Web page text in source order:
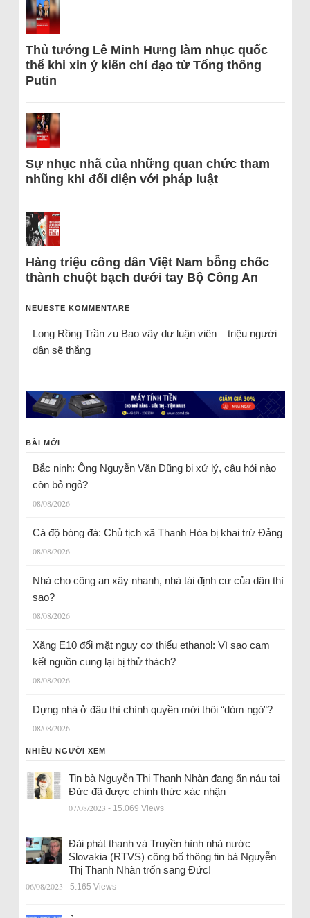
Thủ tướng Lê Minh Hưng làm nhục quốc
thể khi xin ý kiến chỉ đạo từ Tổng thống
Putin
Sự nhục nhã của những quan chức tham
nhũng khi đối diện với pháp luật
Hàng triệu công dân Việt Nam bỗng chốc
thành chuột bạch dưới tay Bộ Công An
NEUESTE KOMMENTARE
Long Rồng Trầnzu Bao vây dư luận viên – triệu người
dân sẽ thắng
BÀI MỚI
Bắc ninh: Ông Nguyễn Văn Dũng bị xử lý, câu hỏi nào
còn bỏ ngỏ?
08/08/2026
Cá độ bóng đá: Chủ tịch xã Thanh Hóa bị khai trừ Đảng
08/08/2026
Nhà cho công an xây nhanh, nhà tái định cư của dân thì
sao?
08/08/2026
Xăng E10 đối mặt nguy cơ thiếu ethanol: Vì sao cam
kết nguồn cung lại bị thử thách?
08/08/2026
Dựng nhà ở đâu thì chính quyền mới thôi “dòm ngó”?
08/08/2026
NHIỀU NGƯỜI XEM
Tin bà Nguyễn Thị Thanh Nhàn đang ẩn náu tại
Đức đã được chính thức xác nhận
07/08/2023 - 15.069 Views
Đài phát thanh và Truyền hình nhà nước
Slovakia (RTVS) công bố thông tin bà Nguyễn
Thị Thanh Nhàn trốn sang Đức!
06/08/2023 - 5.165 Views